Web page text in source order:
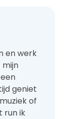
en werk
mijn
geniet
of
run ik